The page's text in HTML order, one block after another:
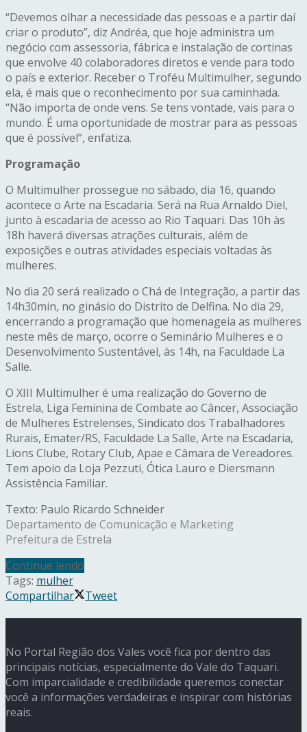
“Devemos olhar a necessidade das pessoas e a partir daí
criar o produto”, diz Andréa, que hoje administra um
negócio com assessoria, fábrica e instalação de cortinas
que envolve 40 colaboradores diretos e vende para todo
o país e exterior. Receber o Troféu Multimulher, segundo
ela, é mais que o reconhecimento por sua caminhada.
“Não importa de onde vens. Se tens vontade, vais para o
mundo. É uma oportunidade de mostrar para as pessoas
que é possível”, enfatiza.
Programação
O Multimulher prossegue no sábado, dia 16, quando
acontece o Arte na Escadaria. Será na Rua Arnaldo Diel,
junto à escadaria de acesso ao Rio Taquari. Das 10h às
18h haverá diversas atrações culturais, além de
exposições e outras atividades especiais voltadas às
mulheres.
No dia 20 será realizado o Chá de Integração, a partir das
14h30min, no ginásio do Distrito de Delfina. No dia 29,
encerrando a programação que homenageia as mulheres
neste mês de março, ocorre o Seminário Mulheres e o
Desenvolvimento Sustentável, às 14h, na Faculdade La
Salle.
O XIII Multimulher é uma realização do Governo de
Estrela, Liga Feminina de Combate ao Câncer, Associação
de Mulheres Estrelenses, Sindicato dos Trabalhadores
Rurais, Emater/RS, Faculdade La Salle, Arte na Escadaria,
Lions Clube, Rotary Club, Apae e Câmara de Vereadores.
Tem apoio da Loja Pezzuti, Ótica Lauro e Diersmann
Assistência Familiar.
Texto: Paulo Ricardo Schneider
Departamento de Comunicação e Marketing
Prefeitura de Estrela
Continue lendo
Tags: mulher
Compartilhar
Tweet
No Portal Região dos Vales você fica por dentro das
principais notícias, especialmente do Vale do Taquari.
Com imparcialidade e credibilidade queremos conectar
você a informações verdadeiras e inspirar com histórias
reais.